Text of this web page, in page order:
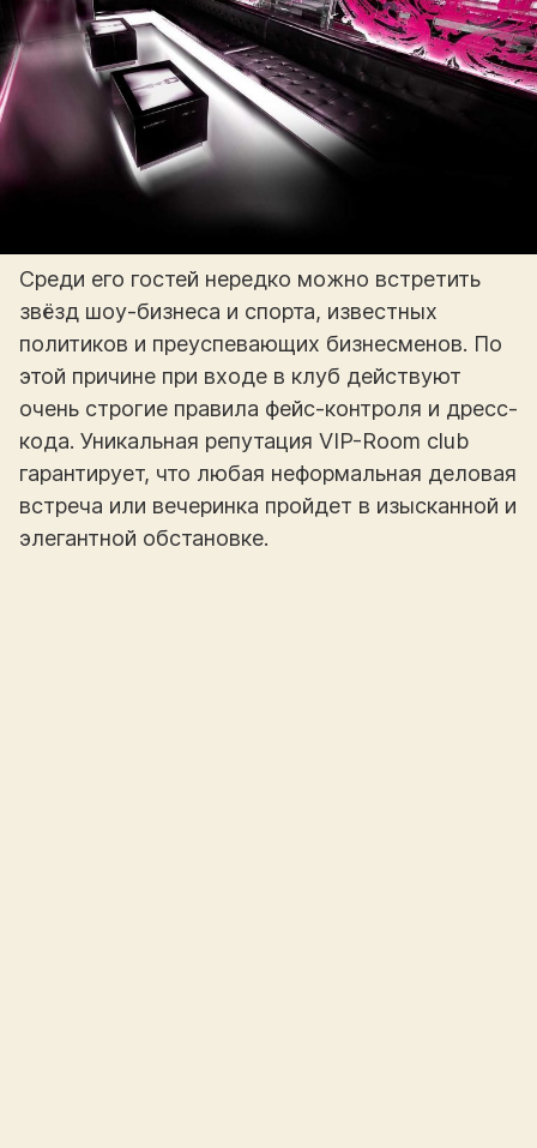
Среди его гостей нередко можно встретить
звёзд шоу-бизнеса и спорта, известных
политиков и преуспевающих бизнесменов. По
этой причине при входе в клуб действуют
очень строгие правила фейс-контроля и дресс-
кода. Уникальная репутация VIP-Room club
гарантирует, что любая неформальная деловая
встреча или вечеринка пройдет в изысканной и
элегантной обстановке.